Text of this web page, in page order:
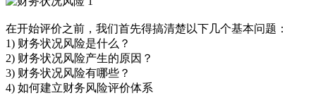
在开始评价之前，我们首先得搞清楚以下几个基本问题：
1) 财务状况风险是什么？
2) 财务状况风险产生的原因？
3) 财务状况风险有哪些？
4) 如何建立财务风险评价体系